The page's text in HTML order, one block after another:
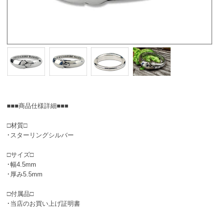
■■■商品仕様詳細■■■
□材質□
･スターリングシルバー
□サイズ□
･幅4.5mm
･厚み5.5mm
□付属品□
･当店のお買い上げ証明書